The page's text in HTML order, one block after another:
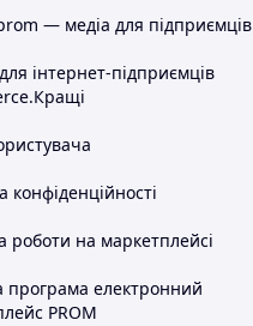
— медіа для підприємців
інтернет-підприємців
конфіденційності
роботи на маркетплейсі
програма електронний
PROM